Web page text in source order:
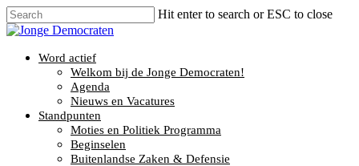
Hit enter to search or ESC to close
Word actief
Welkom bij de Jonge Democraten!
Agenda
Nieuws en Vacatures
Standpunten
Moties en Politiek Programma
Beginselen
Buitenlandse Zaken & Defensie